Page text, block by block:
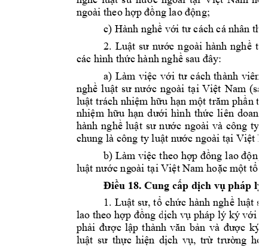
ngoài theo hợp đồng lao động;
c) Hành nghề với tư cách cá nhân
2. Luật sư nước ngoài hành nghề
các hình thức hành nghề sau đây:
a) Làm việc với tư cách thành viên
nghề luật sư nước ngoài tại Việt Nam (
luật trách nhiệm hữu hạn một trăm phần
nhiệm hữu hạn dưới hình thức liên
hành nghề luật sư nước ngoài và công ty
chung là công ty luật nước ngoài tại Việt
b) Làm việc theo hợp đồng lao động
luật nước ngoài tại Việt Nam hoặc một tổ
Điều 18. Cung cấp dịch vụ pháp lý
1. Luật sư, tổ chức hành nghề luật
lao theo hợp đồng dịch vụ pháp lý ký với
phải được lập thành văn bản và được ký
luật sư thực hiện dịch vụ, trừ trường